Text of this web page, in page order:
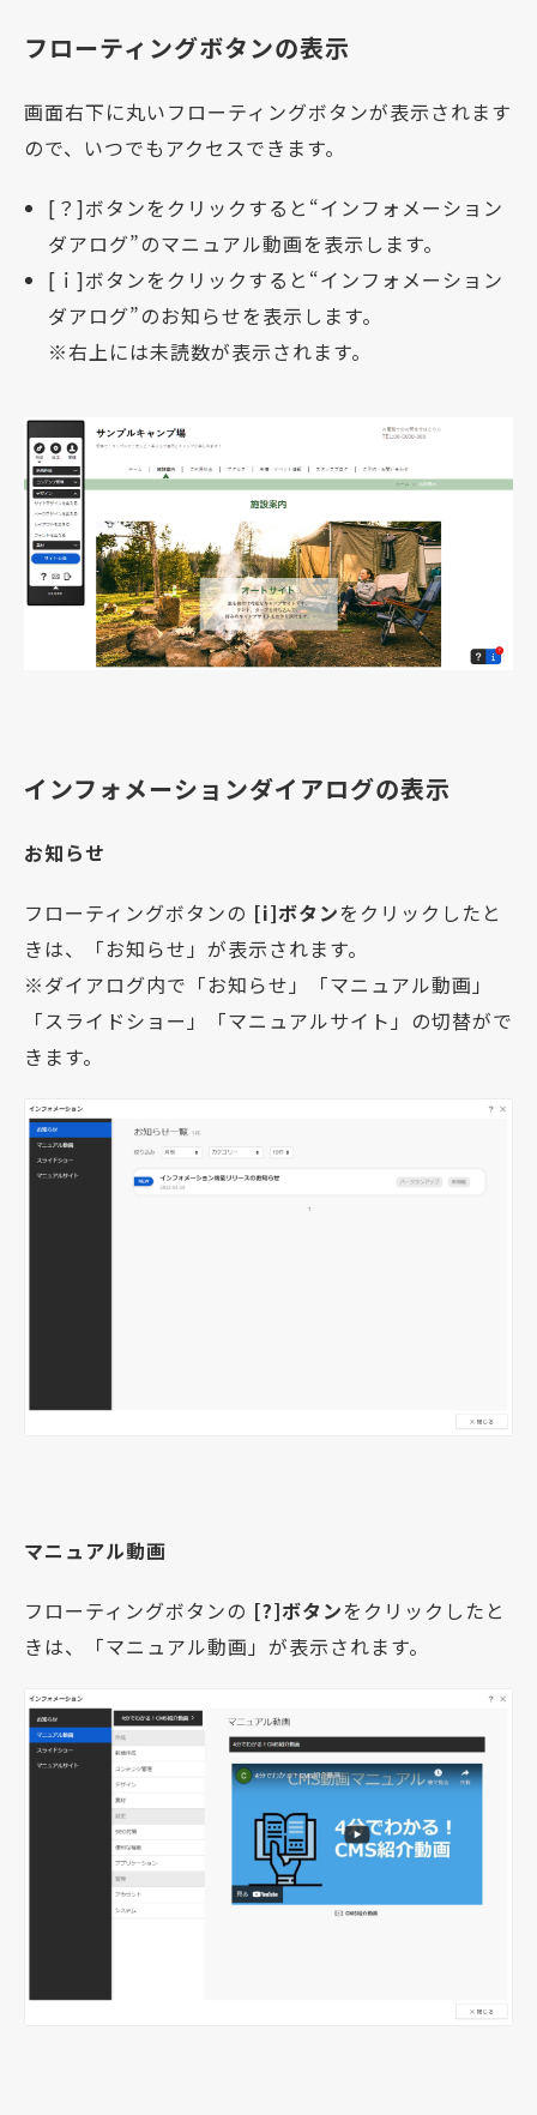
フローティングボタンの表示
画面右下に丸いフローティングボタンが表示されます
ので、いつでもアクセスできます。
[？]ボタンをクリックすると“インフォメーション
ダアログ”のマニュアル動画を表示します。
[ｉ]ボタンをクリックすると“インフォメーション
ダアログ”のお知らせを表示します。
※右上には未読数が表示されます。
インフォメーションダイアログの表示
お知らせ
フローティングボタンの [i]ボタンをクリックしたと
きは、「お知らせ」が表示されます。
※ダイアログ内で「お知らせ」「マニュアル動画」
「スライドショー」「マニュアルサイト」の切替がで
きます。
マニュアル動画
フローティングボタンの [?]ボタンをクリックしたと
きは、「マニュアル動画」が表示されます。